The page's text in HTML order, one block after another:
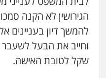
הגירושין לא הקנה
להמשך דיון בעניינים
שקל לטובת האישה.
קטינים
עו"ד שגיא
פלילי
עורכי דין